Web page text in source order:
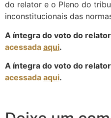
do relator e o Pleno do
inconstitucionais das
A íntegra do voto do
acessada aqui.
A íntegra do voto do
acessada aqui.